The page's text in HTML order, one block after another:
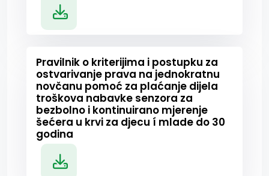
Pravilnik o kriterijima i postupku za
ostvarivanje prava na jednokratnu
novčanu pomoć za plaćanje dijela
troškova nabavke senzora za
bezbolno i kontinuirano mjerenje
šećera u krvi za djecu í mlade do 30
godina